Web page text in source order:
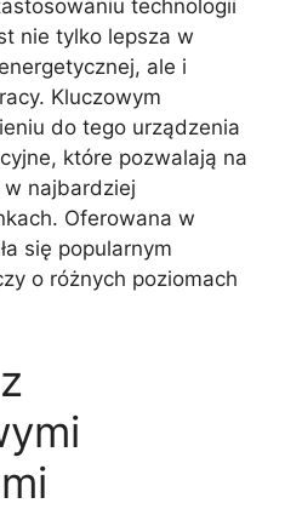
technologii
nie tylko lepsza w
ale i
Kluczowym
do tego urządzenia
które pozwalają na
najbardziej
Oferowana w
się popularnym
o różnych poziomach